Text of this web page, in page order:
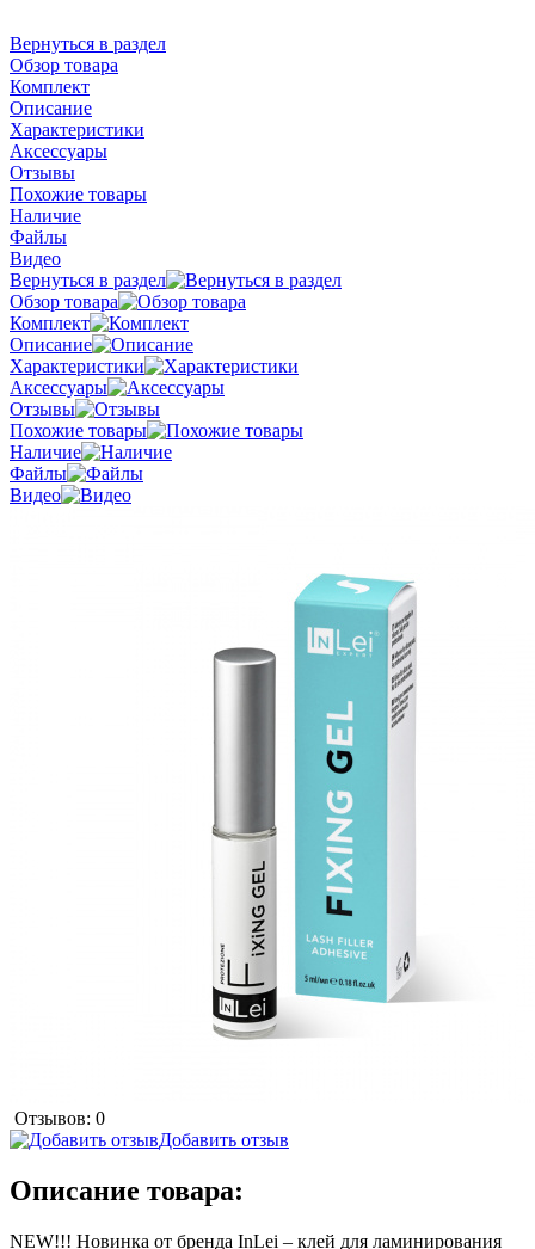
Вернуться в раздел
Обзор товара
Комплект
Описание
Характеристики
Аксессуары
Отзывы
Похожие товары
Наличие
Файлы
Видео
Вернуться в раздел
Обзор товара
Комплект
Описание
Характеристики
Аксессуары
Отзывы
Похожие товары
Наличие
Файлы
Видео
Отзывов: 0
Добавить отзыв
Описание товара:
NEW!!! Новинка от бренда InLei – клей для ламинирования